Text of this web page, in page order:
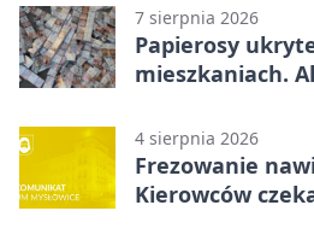
7 sierpnia 2026
Papierosy
mieszkaniach.
4 sierpnia 2026
Frezowanie
Kierowców